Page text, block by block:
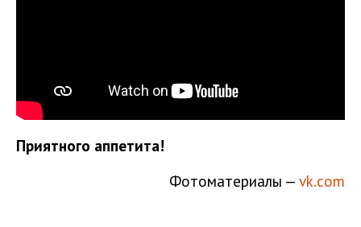
Приятного аппетита!
Фотоматериалы — vk.com